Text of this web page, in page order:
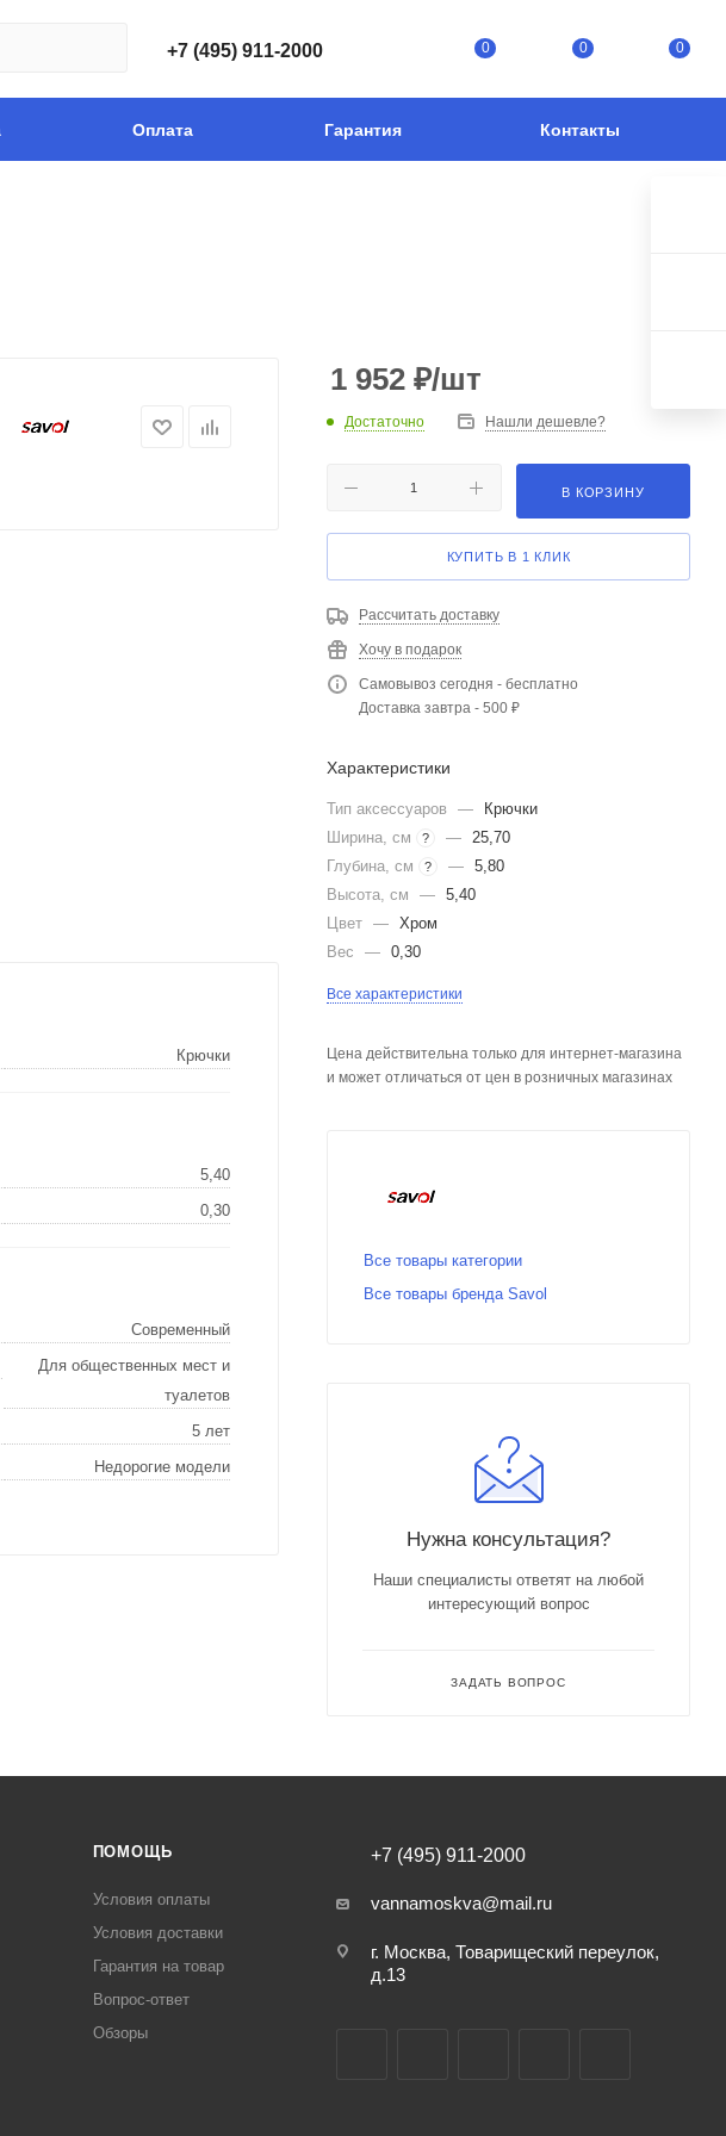
+7 (495) 911-2000 0 0 0
Оплата Гарантия Контакты
Крючки
5,40
0,30
Современный
Для общественных мест и
туалетов
5 лет
Недорогие модели
1 952 ₽/шт
Достаточно Нашли дешевле?
В КОРЗИНУ
КУПИТЬ В 1 КЛИК
Рассчитать доставку
Хочу в подарок
Самовывоз сегодня - бесплатно
Доставка завтра - 500 ₽
Характеристики
Тип аксессуаров —
Крючки
Ширина, см
? — 25,70
Глубина, см
? — 5,80
Высота, см
— 5,40
Цвет — Хром
Вес
— 0,30
Все характеристики
Цена действительна только для интернет-магазина
и может отличаться от цен в розничных магазинах
Все товары категории
Все товары бренда Savol
Нужна консультация?
Наши специалисты ответят на любой
интересующий вопрос
ЗАДАТЬ ВОПРОС
ПОМОЩЬ
Условия оплаты
Условия доставки
Гарантия на товар
Вопрос-ответ
Обзоры
+7 (495) 911-2000
vannamoskva@mail.ru
г. Москва, Товарищеский переулок,
д.13